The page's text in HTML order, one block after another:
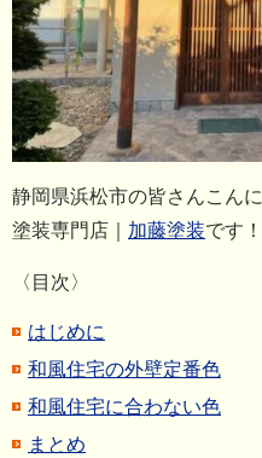
静岡県浜松市の皆さんこん
塗装専門店｜ 加藤塗装です
〈目次〉
はじめに
和風住宅の外壁定番色
和風住宅に合わない色
まとめ